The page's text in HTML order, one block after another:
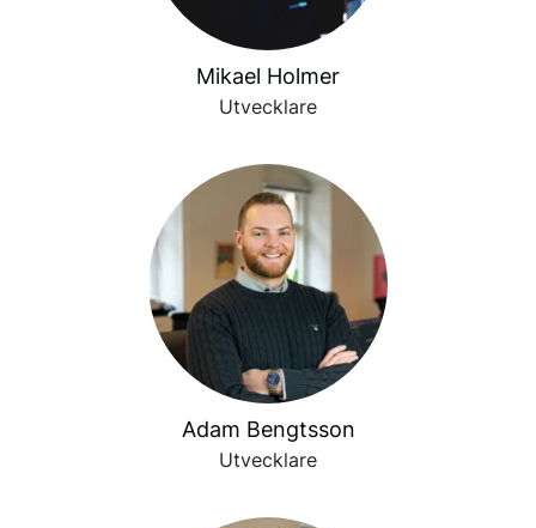
Mikael Holmer
Utvecklare
Adam Bengtsson
Utvecklare